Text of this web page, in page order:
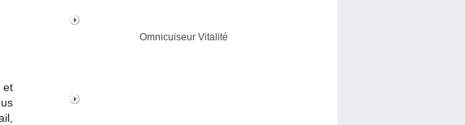
et
Omnicuiseur Vitalité